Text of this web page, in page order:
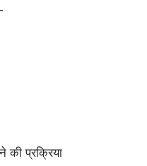
की प्रक्रिया